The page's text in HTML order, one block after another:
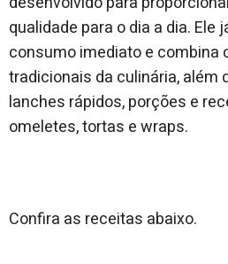
qualidade para o dia a dia. Ele
consumo imediato e combina
tradicionais da culinária, além
lanches rápidos, porções e
omeletes, tortas e wraps.
Confira as receitas abaixo.